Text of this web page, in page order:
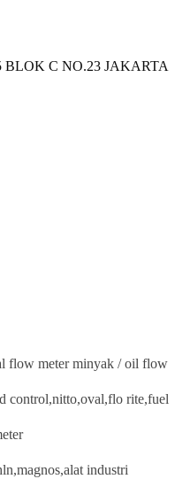
BLOK C NO.23 JAKARTA
flow meter minyak / oil flow
control,nitto,oval,flo rite,fuel
industri